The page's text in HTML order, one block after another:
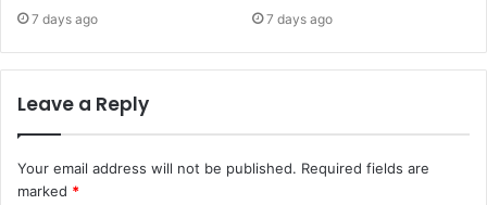
7 days ago 7 days ago
Leave a Reply
Your email address will not be published. Required fields are
marked *